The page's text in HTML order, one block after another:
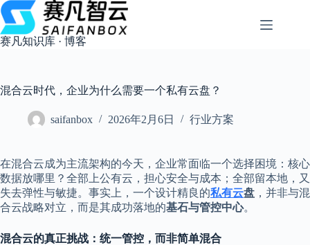
跳
过
内
容
赛凡知识库 · 博客
混合云时代，企业为什么需要一个私有云盘？
saifanbox 2026年2月6日 行业方案
在混合云成为主流架构的今天，企业常面临一个选择困境：核心
数据放哪里？全部上公有云，担心安全与成本；全部留本地，又
失去弹性与敏捷。事实上，一个设计精良的私有云盘 ，并非与混
合云战略对立，而是其成功落地的基石与管控中心。
混合云的真正挑战：统一管控，而非简单混合